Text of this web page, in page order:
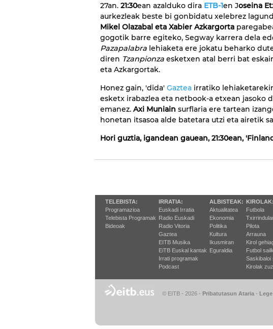
27an. 21:30ean azalduko dira ETB-1en Joseina
aurkezleak beste bi gonbidatu xelebrez
Mikel Olazabal eta Xabier Azkargorta
gogotik barre egiteko, Segway karrera dela
Pazapalabra lehiaketa ere jokatu beharko
diren Tzanpionza esketxen atal berri bat
eta Azkargortak.
Honez gain, 'dida' Gaztea irratiko
esketx irabazlea eta netbook-a etxean jasoko
emanez. Axi Muniain surflaria ere tartean
honetan itsasoa alde batetara utzi eta airetik
Hori guztia, igandean gauean, 21:30ean,
TELEBISTA:
Programazioa
Telebista Programak
Bideoak
IRRATIA:
Euskadi Irratia
Radio Euskadi
Radio Vitoria
Gaztea
EITB Musika
EiTB Euskal kantak
Irrati programak
Podcast
ALBISTEAK:
Aktualitatea
Ekonomia
Politika
Kultura
Ikusmiran
Eguraldia
KIROLAK:
Futbola
Pilota
Arrauna
Kirol
Futbol
Saskibaloi
Kirolak
© EITB - 2026 - Pribatutasun Ataria -